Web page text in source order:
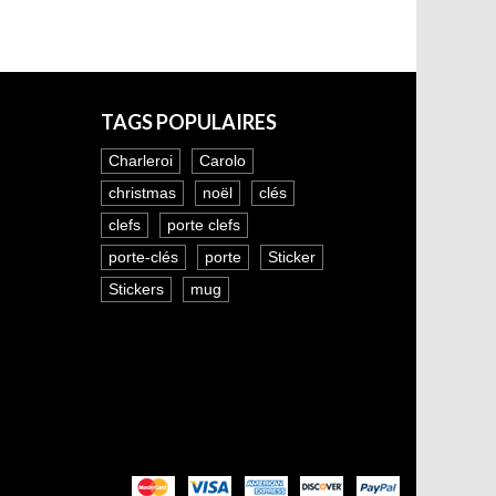
TAGS POPULAIRES
Charleroi
Carolo
christmas
noël
clés
clefs
porte clefs
porte-clés
porte
Sticker
Stickers
mug